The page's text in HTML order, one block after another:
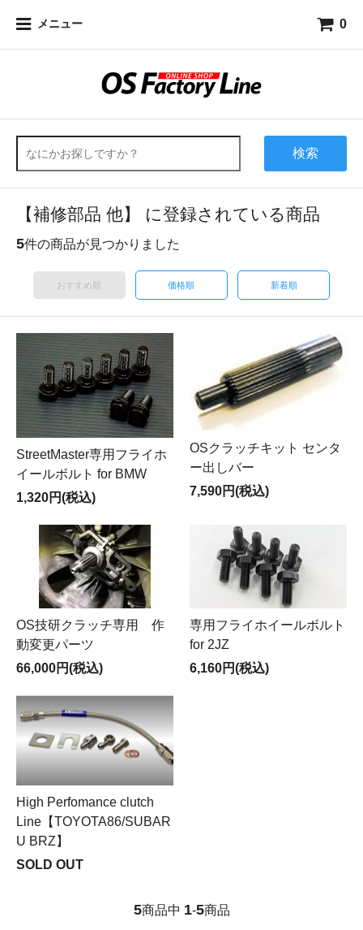
メニュー 0
検索
【補修部品 他】 に登録されている商品
5件の商品が見つかりました
おすすめ順 価格順 新着順
StreetMaster専用フライホ
イールボルト for BMW
1,320円(税込)
OSクラッチキット センタ
ー出しバー
7,590円(税込)
OS技研クラッチ専用 作
動変更パーツ
66,000円(税込)
専用フライホイールボルト
for 2JZ
6,160円(税込)
High Perfomance clutch
Line【TOYOTA86/SUBAR
U BRZ】
SOLD OUT
5商品中 1-5商品